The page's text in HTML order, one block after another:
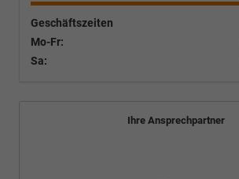
Geschäftszeiten
Mo-Fr:
Sa:
Ihre Ansprechpartner